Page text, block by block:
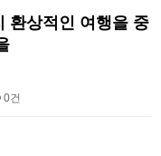
환상적인 여행을 중
0건